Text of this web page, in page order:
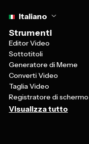
Italiano
Strumenti
Editor Video
Sottotitoli
Generatore di Meme
Converti Video
Taglia Video
Registratore di schermo
Visualizza tutto